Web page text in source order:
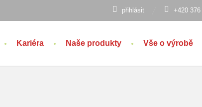
přihlásit +420 376
Kariéra Naše produkty Vše o výrobě